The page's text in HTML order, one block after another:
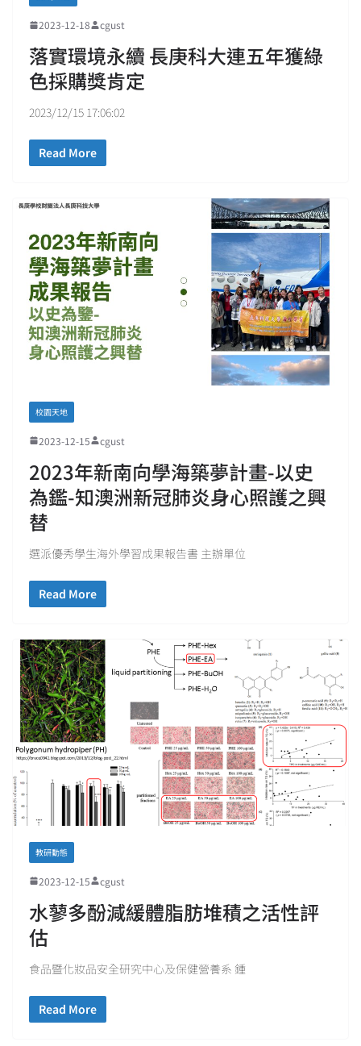
2023-12-18 cgust
落實環境永續 長庚科大連五年獲綠
色採購獎肯定
2023/12/15 17:06:02
Read More
校園天地
2023-12-15 cgust
2023年新南向學海築夢計畫-以史
為鑑-知澳洲新冠肺炎身心照護之興
替
選派優秀學生海外學習成果報告書 主辦單位
Read More
教研動態
2023-12-15 cgust
水蓼多酚減緩體脂肪堆積之活性評
估
食品暨化妝品安全研究中心及保健營養系 鍾
Read More